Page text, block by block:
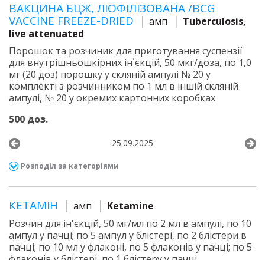
ВАКЦИНА БЦЖ, ЛІОФІЛІЗОВАНА /BCG
VACCINE FREEZE-DRIED
амп
Tuberculosis,
live attenuated
Порошок та розчиник для приготування суспензії
для внутрішньошкірних ін`єкцій, 50 мкг/доза, по 1,0
мг (20 доз) порошку у скляній ампулі № 20 у
комплекті з розчинником по 1 мл в іншій скляній
ампулі, № 20 у окремих картонних коробках
500 доз.
25.09.2025
Розподіл за категоріями
КЕТАМІН амп
Ketamine
Розчин для ін'єкцій, 50 мг/мл по 2 мл в ампулі, по 10
ампул у пачці; по 5 ампул у блістері, по 2 блістери в
пачці; по 10 мл у флаконі, по 5 флаконів у пачці; по 5